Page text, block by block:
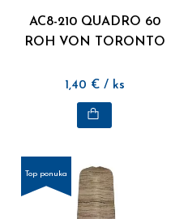
AC8-210 QUADRO 60
ROH VON TORONTO
1,40 € / ks
Top ponuka